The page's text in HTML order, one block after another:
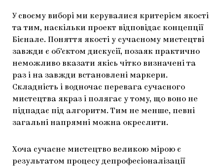
У своєму виборі ми керувалися критерієм якості
та тим, наскільки проект відповідає концепції
Бієнале. Поняття якості у сучасному мистецтві
завжди є об’єктом дискусії, позаяк практично
неможливо вказати якісь чітко визначені та
раз і на завжди встановлені маркери.
Складність і водночас перевага сучасного
мистецтва якраз і полягає у тому, що воно не
підпадає під алгоритм. Тим не менше, певні
загальні напрямні можна окреслити.
Хоча сучасне мистецтво великою мірою є
результатом процесу депрофесіоналізації